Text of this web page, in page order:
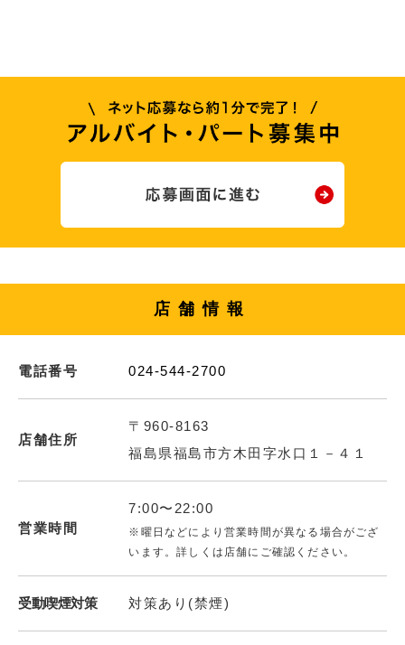
店舗情報
電話番号 024-544-2700
店舗住所
〒960-8163
福島県福島市方木田字水口１－４１
営業時間
7:00〜22:00
※曜日などにより営業時間が異なる場合がござ
います。詳しくは店舗にご確認ください。
受動喫煙対策 対策あり(禁煙)